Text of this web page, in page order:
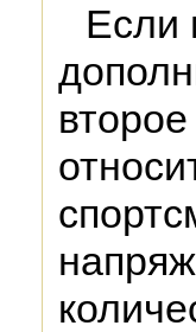
Если